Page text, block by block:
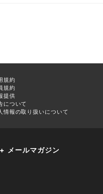
規約
規約
提供
について
情報の取り扱いについて
メールマガジン